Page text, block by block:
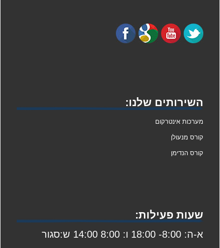
השירותים שלנו:
מערכות אינטרקום
קורס מנעולן
קורס הנדימן
שעות פעילות:
א-ה: 8:00- 18:00 ו: 8:00 14:00 ש:סגור